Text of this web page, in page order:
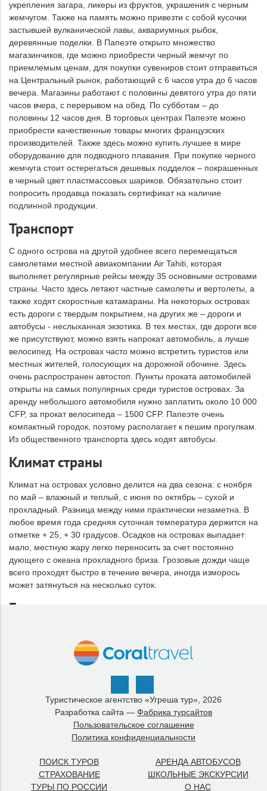
укрепления загара, ликеры из фруктов, украшения с черным
жемчугом. Также на память можно привезти с собой кусочки
застывшей вулканической лавы, аквариумных рыбок,
деревянные поделки. В Папеэте открыто множество
магазинчиков, где можно приобрести черный жемчуг по
приемлемым ценам, для покупки сувениров стоит отправиться
на Центральный рынок, работающий с 6 часов утра до 6 часов
вечера. Магазины работают с половины девятого утра до пяти
часов вчера, с перерывом на обед. По субботам – до
половины 12 часов дня. В торговых центрах Папеэте можно
приобрести качественные товары многих французских
производителей. Также здесь можно купить лучшее в мире
оборудование для подводного плавания. При покупке черного
жемчуга стоит остерегаться дешевых подделок – покрашенных
в черный цвет пластмассовых шариков. Обязательно стоит
попросить продавца показать сертификат на наличие
подлинной продукции.
Транспорт
С одного острова на другой удобнее всего перемещаться
самолетами местной авиакомпании Air Tahiti, которая
выполняет регулярные рейсы между 35 основными островами
страны. Часто здесь летают частные самолеты и вертолеты, а
также ходят скоростные катамараны. На некоторых островах
есть дороги с твердым покрытием, на других же – дороги и
автобусы - неслыханная экзотика. В тех местах, где дороги все
же присутствуют, можно взять напрокат автомобиль, а лучше
велосипед. На островах часто можно встретить туристов или
местных жителей, голосующих на дорожной обочине. Здесь
очень распространен автостоп. Пункты проката автомобилей
открыты на самых популярных среди туристов островах. За
аренду небольшого автомобиля нужно заплатить около 10 000
CFP, за прокат велосипеда – 1500 CFP. Папеэте очень
компактный городок, поэтому располагает к пешим прогулкам.
Из общественного транспорта здесь ходят автобусы.
Климат страны
Климат на островах условно делится на два сезона: с ноября
по май – влажный и теплый, с июня по октябрь – сухой и
прохладный. Разница между ними практически незаметна. В
любое время года средняя суточная температура держится на
отметке + 25, + 30 градусов. Осадков на островах выпадает
мало, местную жару легко переносить за счет постоянно
дующего с океана прохладного бриза. Грозовые дожди чаще
всего проходят быстро в течение вечера, иногда изморось
может затянуться на несколько суток.
Безопасность туристов
стране очень строго следят за чистотой, имеется развитая
система здравоохранения. В отелях можно пить некипяченую
воду из-под крана. Особых ограничений в одежде нет, но все-
одном купальнике или шортах. На пляж лучше всего брать с
собой резиновую обувь, поскольку в прибрежных водах
встречается большое количество острых камешков, кораллов и
колючих морских животных. Ядовитых насекомых и животных
на островах нет.
Адреса и номера телефонов
Туристический офис Таити: 505—700.
Туристическое агентство «Угреша тур», 2026
Разработка сайта — Фабрика турсайтов
Пользовательское соглашение
Политика конфиденциальности
ПОИСК ТУРОВ
СТРАХОВАНИЕ
ТУРЫ ПО РОССИИ
АРЕНДА АВТОБУСОВ
ШКОЛЬНЫЕ ЭКСКУРСИИ
О НАС